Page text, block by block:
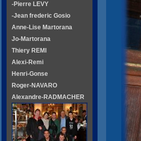
-Pierre LEVY
-Jean frederic Gosio
Anne-Lise Martorana
Jo-Martorana
Thiery REMI
Alexi-Remi
Henri-Gonse
Roger-NAVARO
Alexandre-RADMACHER